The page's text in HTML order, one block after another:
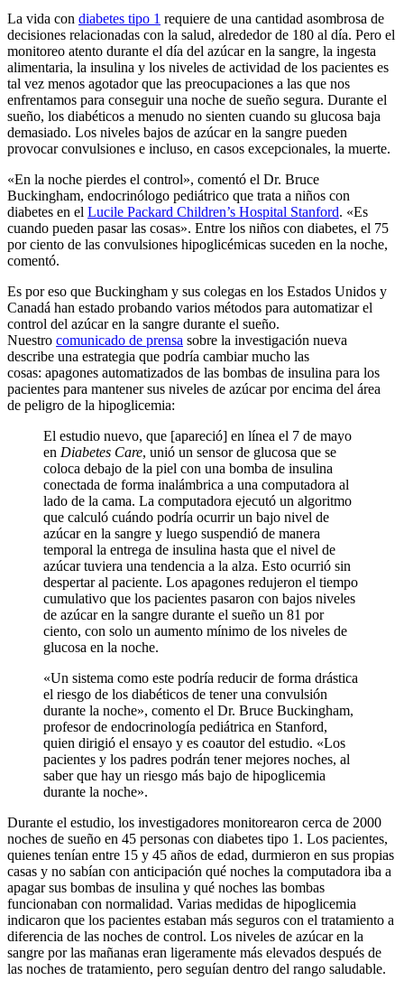
La vida con diabetes tipo 1 requiere de una cantidad asombrosa de
decisiones relacionadas con la salud, alrededor de 180 al día. Pero el
monitoreo atento durante el día del azúcar en la sangre, la ingesta
alimentaria, la insulina y los niveles de actividad de los pacientes es
tal vez menos agotador que las preocupaciones a las que nos
enfrentamos para conseguir una noche de sueño segura. Durante el
sueño, los diabéticos a menudo no sienten cuando su glucosa baja
demasiado. Los niveles bajos de azúcar en la sangre pueden
provocar convulsiones e incluso, en casos excepcionales, la muerte.
«En la noche pierdes el control», comentó el Dr. Bruce
Buckingham, endocrinólogo pediátrico que trata a niños con
diabetes en el Lucile Packard Children’s Hospital Stanford. «Es
cuando pueden pasar las cosas». Entre los niños con diabetes, el 75
por ciento de las convulsiones hipoglicémicas suceden en la noche,
comentó.
Es por eso que Buckingham y sus colegas en los Estados Unidos y
Canadá han estado probando varios métodos para automatizar el
control del azúcar en la sangre durante el sueño.
Nuestro comunicado de prensa sobre la investigación nueva
describe una estrategia que podría cambiar mucho las
cosas: apagones automatizados de las bombas de insulina para los
pacientes para mantener sus niveles de azúcar por encima del área
de peligro de la hipoglicemia:
El estudio nuevo, que [apareció] en línea el 7 de mayo
en Diabetes Care, unió un sensor de glucosa que se
coloca debajo de la piel con una bomba de insulina
conectada de forma inalámbrica a una computadora al
lado de la cama. La computadora ejecutó un algoritmo
que calculó cuándo podría ocurrir un bajo nivel de
azúcar en la sangre y luego suspendió de manera
temporal la entrega de insulina hasta que el nivel de
azúcar tuviera una tendencia a la alza. Esto ocurrió sin
despertar al paciente. Los apagones redujeron el tiempo
cumulativo que los pacientes pasaron con bajos niveles
de azúcar en la sangre durante el sueño un 81 por
ciento, con solo un aumento mínimo de los niveles de
glucosa en la noche.
«Un sistema como este podría reducir de forma drástica
el riesgo de los diabéticos de tener una convulsión
durante la noche», comento el Dr. Bruce Buckingham,
profesor de endocrinología pediátrica en Stanford,
quien dirigió el ensayo y es coautor del estudio. «Los
pacientes y los padres podrán tener mejores noches, al
saber que hay un riesgo más bajo de hipoglicemia
durante la noche».
Durante el estudio, los investigadores monitorearon cerca de 2000
noches de sueño en 45 personas con diabetes tipo 1. Los pacientes,
quienes tenían entre 15 y 45 años de edad, durmieron en sus propias
casas y no sabían con anticipación qué noches la computadora iba a
apagar sus bombas de insulina y qué noches las bombas
funcionaban con normalidad. Varias medidas de hipoglicemia
indicaron que los pacientes estaban más seguros con el tratamiento a
diferencia de las noches de control. Los niveles de azúcar en la
sangre por las mañanas eran ligeramente más elevados después de
las noches de tratamiento, pero seguían dentro del rango saludable.